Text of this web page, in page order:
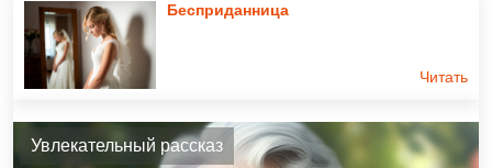
Бесприданница
Читать
Увлекательный рассказ